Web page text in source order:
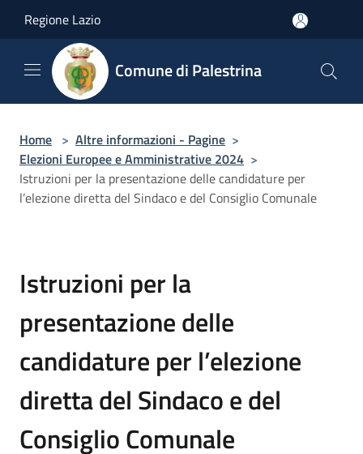
Regione Lazio
Comune di Palestrina
Home > Altre informazioni - Pagine >
Elezioni Europee e Amministrative 2024 >
Istruzioni per la presentazione delle candidature per
l’elezione diretta del Sindaco e del Consiglio Comunale
Istruzioni per la
presentazione delle
candidature per l’elezione
diretta del Sindaco e del
Consiglio Comunale